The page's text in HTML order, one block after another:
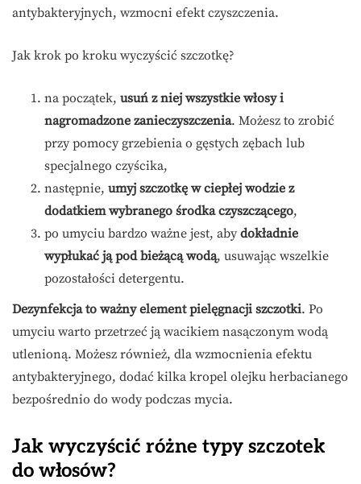
antybakteryjnych, wzmocni efekt czyszczenia.
Jak krok po kroku wyczyścić szczotkę?
na początek, usuń z niej wszystkie włosy i
nagromadzone zanieczyszczenia. Możesz to zrobić
przy pomocy grzebienia o gęstych zębach lub
specjalnego czyścika,
następnie, umyj szczotkę w ciepłej wodzie z
dodatkiem wybranego środka czyszczącego,
po umyciu bardzo ważne jest, aby dokładnie
wypłukać ją pod bieżącą wodą, usuwając wszelkie
pozostałości detergentu.
Dezynfekcja to ważny element pielęgnacji szczotki. Po
umyciu warto przetrzeć ją wacikiem nasączonym wodą
utlenioną. Możesz również, dla wzmocnienia efektu
antybakteryjnego, dodać kilka kropel olejku herbacianego
bezpośrednio do wody podczas mycia.
Jak wyczyścić różne typy szczotek
do włosów?